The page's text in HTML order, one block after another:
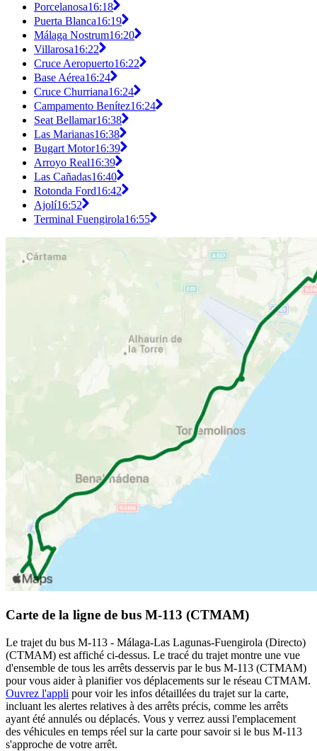
Porcelanosa16:18
Puerta Blanca16:19
Málaga Nostrum16:20
Villarosa16:22
Cruce Aeropuerto16:22
Base Aérea16:24
Cruce Churriana16:24
Campamento Benítez16:24
Seat Bellamar16:38
Las Marianas16:38
Bugart Motor16:39
Arroyo Real16:39
Las Cañadas16:40
Rotonda Ford16:42
Ajolí16:52
Terminal Fuengirola16:55
Carte de la ligne de bus M-113 (CTMAM)
Le trajet du bus M-113 - Málaga-Las Lagunas-Fuengirola (Directo)
(CTMAM) est affiché ci-dessus. Le tracé du trajet montre une vue
d'ensemble de tous les arrêts desservis par le bus M-113 (CTMAM)
pour vous aider à planifier vos déplacements sur le réseau CTMAM.
Ouvrez l'appli pour voir les infos détaillées du trajet sur la carte,
incluant les alertes relatives à des arrêts précis, comme les arrêts
ayant été annulés ou déplacés. Vous y verrez aussi l'emplacement
des véhicules en temps réel sur la carte pour savoir si le bus M-113
s'approche de votre arrêt.